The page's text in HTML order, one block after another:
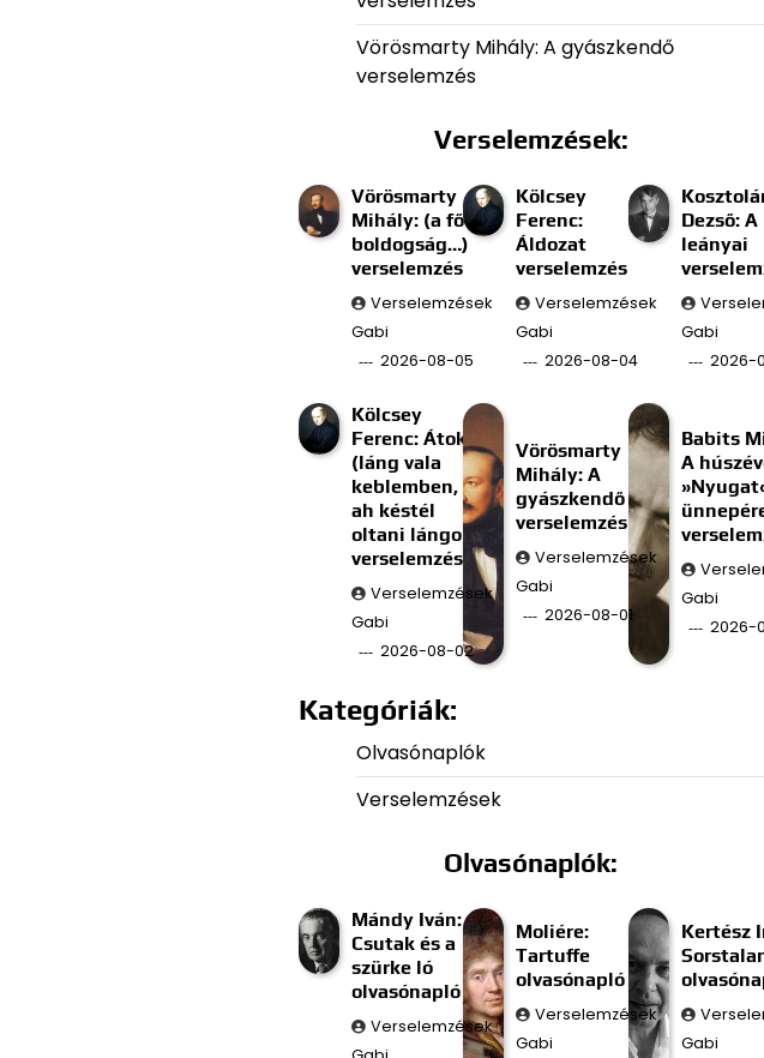
Vörösmarty Mihály: A gyászkendő
verselemzés
Verselemzések:
Vörösmarty
Mihály: (a fő
boldogság…)
verselemzés
Verselemzések
Gabi
2026-08-05
Kölcsey
Ferenc:
Áldozat
verselemzés
Verselemzések
Gabi
2026-08-04
Dezső:
leányai
Gabi
2026-
Kölcsey
Ferenc: Átok
(láng vala
keblemben, s
ah késtél
oltani lángom;)
verselemzés
Verselemzések
Gabi
2026-08-02
Vörösmarty
Mihály: A
gyászkendő
verselemzés
Verselemzések
Gabi
2026-08-01
Babits
A
Gabi
2026-
Kategóriák:
Olvasónaplók
Verselemzések
Olvasónaplók:
Mándy Iván:
Csutak és a
szürke ló
olvasónapló
Verselemzések
Moliére:
Tartuffe
olvasónapló
Verselemzések
Gabi
Kertész
Gabi